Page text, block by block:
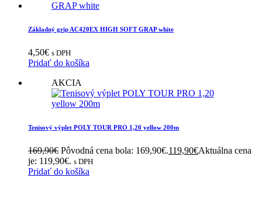
Základný grip AC420EX HIGH SOFT GRAP white
4,50€ s DPH
Pridať do košíka
AKCIA
Tenisový výplet POLY TOUR PRO 1,20 yellow 200m
169,90€ Pôvodná cena bola: 169,90€.119,90€Aktuálna cena
je: 119,90€. s DPH
Pridať do košíka